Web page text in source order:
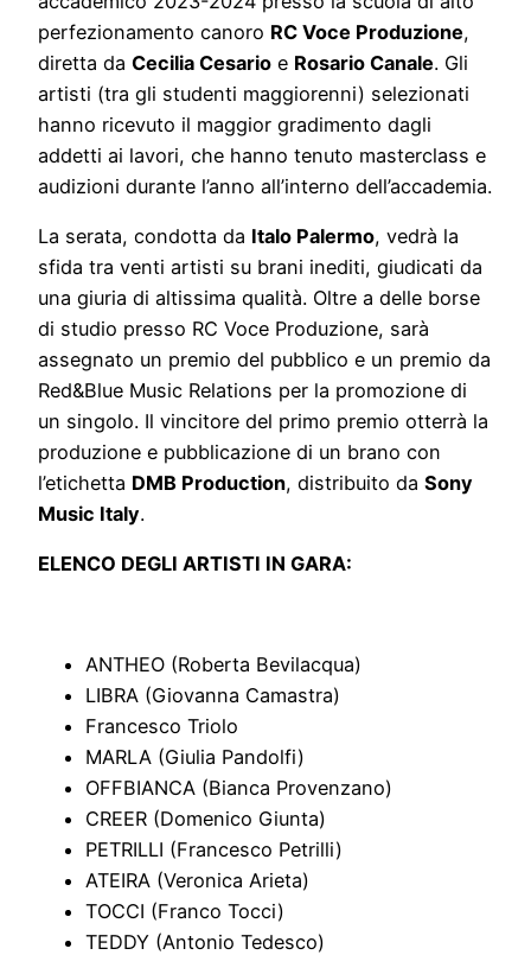
perfezionamento canoro RC Voce Produzione,
diretta da Cecilia Cesario e Rosario Canale. Gli
artisti (tra gli studenti maggiorenni) selezionati
hanno ricevuto il maggior gradimento dagli
addetti ai lavori, che hanno tenuto masterclass e
audizioni durante l’anno all’interno dell’accademia.
La serata, condotta da Italo Palermo, vedrà la
sfida tra venti artisti su brani inediti, giudicati da
una giuria di altissima qualità. Oltre a delle borse
di studio presso RC Voce Produzione, sarà
assegnato un premio del pubblico e un premio da
Red&Blue Music Relations per la promozione di
un singolo. Il vincitore del primo premio otterrà la
produzione e pubblicazione di un brano con
l’etichetta DMB Production, distribuito da Sony
Music Italy.
ELENCO DEGLI ARTISTI IN GARA:
ANTHEO (Roberta Bevilacqua)
LIBRA (Giovanna Camastra)
Francesco Triolo
MARLA (Giulia Pandolfi)
OFFBIANCA (Bianca Provenzano)
CREER (Domenico Giunta)
PETRILLI (Francesco Petrilli)
ATEIRA (Veronica Arieta)
TOCCI (Franco Tocci)
TEDDY (Antonio Tedesco)